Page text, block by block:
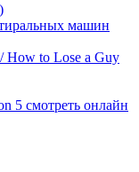
машин
How to Lose a Guy
5 смотреть онлайн